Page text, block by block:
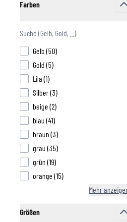
BASISSCHICHT
KOPFBEDECKUNG &
Farben
Gelb (50products available
)
Gold (5products available
)
Lila (1products available
)
Silber(3products available
)
beige (2products available
)
blau (41products available
)
braun (3products available
)
grau (35products available
)
grün (19products available
)
orange (15products available
)
Mehr
Größen